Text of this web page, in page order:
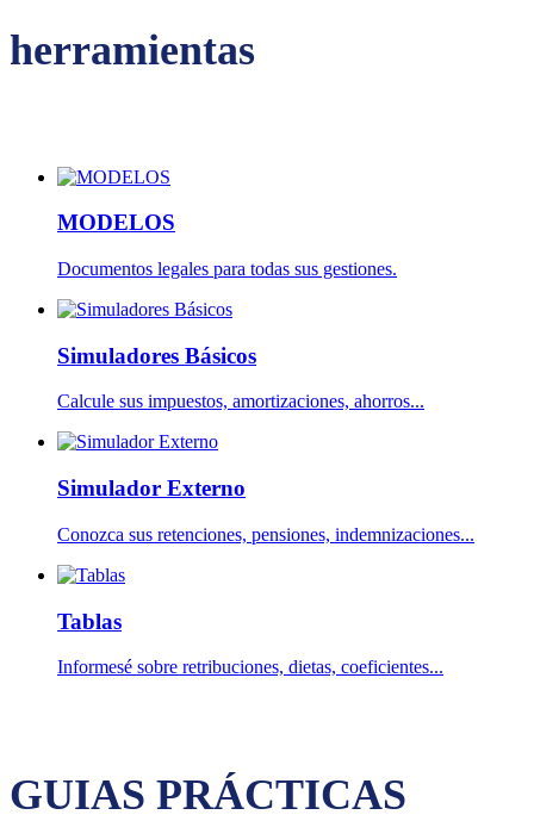
herramientas
MODELOS
Documentos legales para todas sus gestiones.
Simuladores Básicos
Calcule sus impuestos, amortizaciones, ahorros...
Simulador Externo
Conozca sus retenciones, pensiones, indemnizaciones...
Tablas
Informesé sobre retribuciones, dietas, coeficientes...
GUIAS PRÁCTICAS